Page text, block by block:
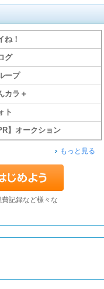
ね！
グ
ープ
カラ＋
ト
】オークション
もっと見る
記録など様々な